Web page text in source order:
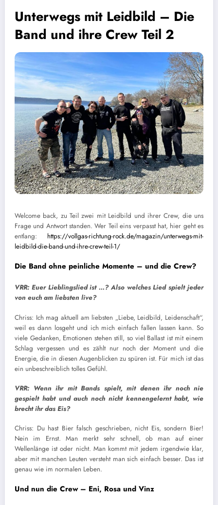
Unterwegs mit Leidbild – Die
Band und ihre Crew Teil 2
Welcome back, zu Teil zwei mit Leidbild und ihrer Crew, die uns
Frage und Antwort standen. Wer Teil eins verpasst hat, hier geht es
entlang: https://vollgas-richtung-rock.de/magazin/unterwegs-mit-
leidbild-die-band-und-ihre-crew-teil-1/
Die Band ohne peinliche Momente – und die Crew?
VRR: Euer Lieblingslied ist …? Also welches Lied spielt jeder
von euch am liebsten live?
Chriss: Ich mag aktuell am liebsten „Liebe, Leidbild, Leidenschaft“,
weil es dann losgeht und ich mich einfach fallen lassen kann. So
viele Gedanken, Emotionen stehen still, so viel Ballast ist mit einem
Schlag vergessen und es zählt nur noch der Moment und die
Energie, die in diesen Augenblicken zu spüren ist. Für mich ist das
ein unbeschreiblich tolles Gefühl.
VRR: Wenn ihr mit Bands spielt, mit denen ihr noch nie
gespielt habt und auch noch nicht kennengelernt habt, wie
brecht ihr das Eis?
Chriss: Du hast Bier falsch geschrieben, nicht Eis, sondern Bier!
Nein im Ernst. Man merkt sehr schnell, ob man auf einer
Wellenlänge ist oder nicht. Man kommt mit jedem irgendwie klar,
aber mit manchen Leuten versteht man sich einfach besser. Das ist
genau wie im normalen Leben.
Und nun die Crew – Eni, Rosa und Vinz